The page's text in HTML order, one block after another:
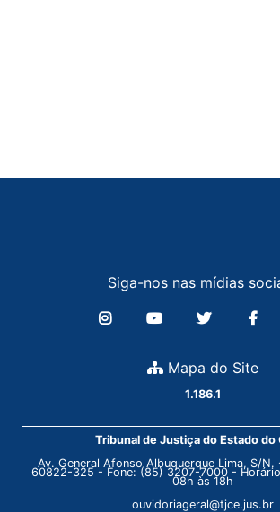
Siga-nos nas mídias
Mapa do Site
1.186.1
Tribunal de Justiça do Estado do
Av. General Afonso Albuquerque Lima, S/N.
60822-325 - Fone: (85) 3207-7000 -
08h às 18h
ouvidoriageral@tjce.jus.br